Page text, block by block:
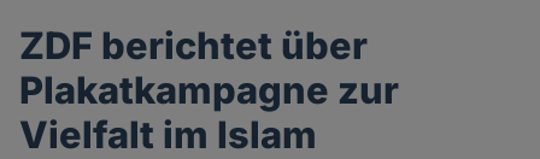
ZDF berichtet über
Plakatkampagne zur
Vielfalt im Islam